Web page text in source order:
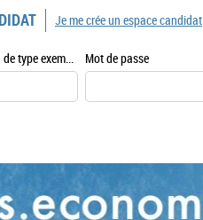
Identifiant (email, de type exemple@exemple.fr) Mot de passe
Je me crée un espace candidat